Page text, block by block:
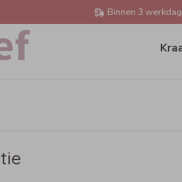
Binnen 3